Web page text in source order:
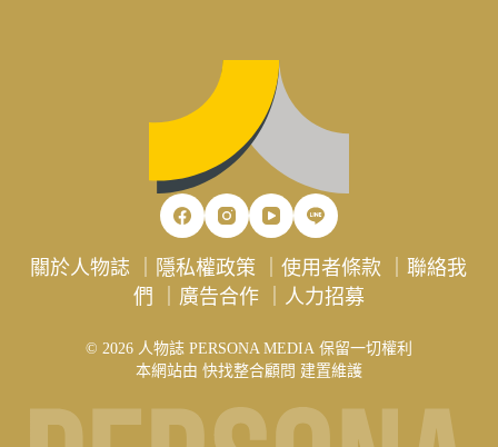
關於人物誌 隱私權政策 ｜使用者條款 ｜聯絡我
們
廣告合作｜ 人力招募
© 2026 人物誌 PERSONA MEDIA 保留一切權利
本網站由 快找整合顧問 建置維護